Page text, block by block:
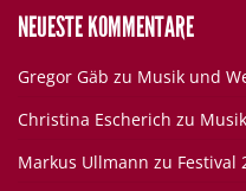
NEUESTE KOMMENTARE
Gregor Gäb zu Musik und
Christina Escherich zu
Markus Ullmann zu Festival